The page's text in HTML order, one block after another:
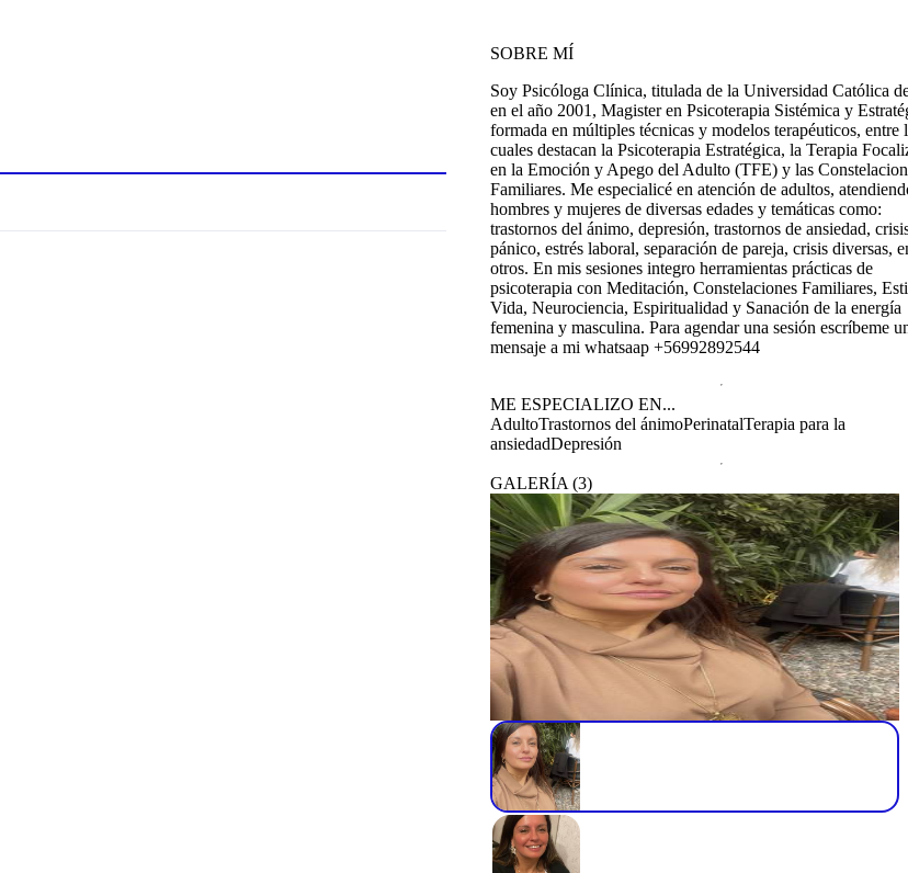
SOBRE MÍ
Soy Psicóloga Clínica, titulada de la Universidad Católica
en el año 2001, Magister en Psicoterapia Sistémica y
formada en múltiples técnicas y modelos terapéuticos, entre
cuales destacan la Psicoterapia Estratégica, la Terapia
en la Emoción y Apego del Adulto (TFE) y las
Familiares. Me especialicé en atención de adultos,
hombres y mujeres de diversas edades y temáticas como:
trastornos del ánimo, depresión, trastornos de ansiedad,
pánico, estrés laboral, separación de pareja, crisis diversas,
otros. En mis sesiones integro herramientas prácticas de
psicoterapia con Meditación, Constelaciones Familiares,
Vida, Neurociencia, Espiritualidad y Sanación de la energía
femenina y masculina. Para agendar una sesión escríbeme
mensaje a mi whatsaap +56992892544
ME ESPECIALIZO EN...
AdultoTrastornos del ánimoPerinatalTerapia para la
ansiedadDepresión
GALERÍA (3)